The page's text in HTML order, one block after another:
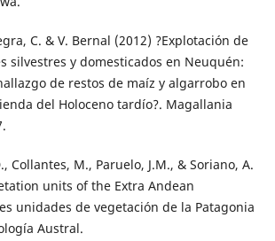
C. & V. Bernal (2012) ?Explotación de
silvestres y domesticados en Neuquén:
de restos de maíz y algarrobo en
del Holoceno tardío?. Magallania
Collantes, M., Paruelo, J.M., & Soriano, A.
units of the Extra Andean
unidades de vegetación de la Patagonia
Austral.